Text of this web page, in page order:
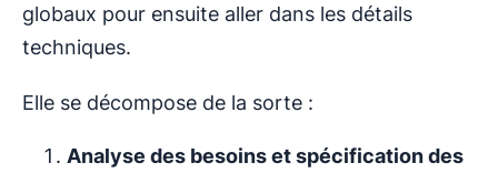
globaux pour ensuite aller dans les détails
techniques.
Elle se décompose de la sorte :
Analyse des besoins et spécification des